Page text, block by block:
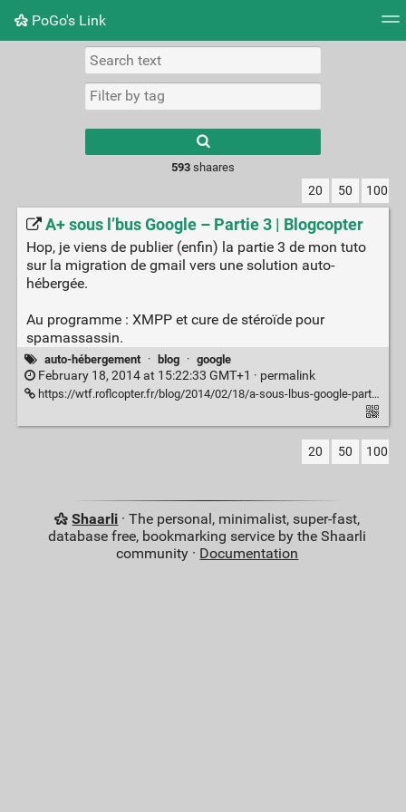
PoGo's Link
Picture wall
results.
593shaares
20 50 100
A+ sous l’bus Google – Partie 3 | Blogcopter
Hop, je viens de publier (enfin) la partie 3 de mon tuto
sur la migration de gmail vers une solution auto-
hébergée.
Au programme : XMPP et cure de stéroïde pour
spamassassin.
auto-hébergement · blog · google
February 18, 2014 at 15:22:33 GMT+1 · permalink
https://wtf.roflcopter.fr/blog/2014/02/18/a-sous-lbus-google-partie-3/
20 50 100
Shaarli · The personal, minimalist, super-fast,
database free, bookmarking service by the Shaarli
community · Documentation